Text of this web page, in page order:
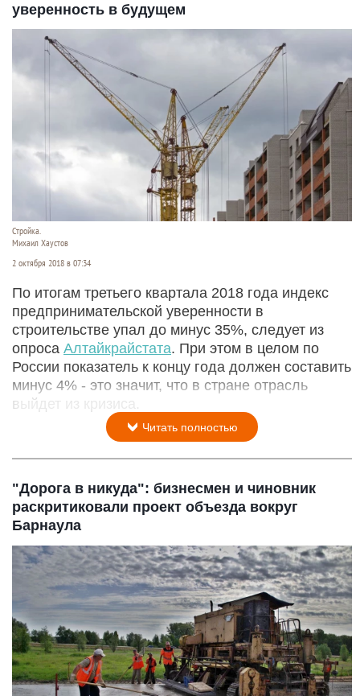
уверенность в будущем
Стройка.
Михаил Хаустов
2 октября 2018 в 07:34
По итогам третьего квартала 2018 года индекс
предпринимательской уверенности в
строительстве упал до минус 35%, следует из
опроса Алтайкрайстата. При этом в целом по
России показатель к концу года должен составить
минус 4% - это значит, что в стране отрасль
выйдет из кризиса.
Читать полностью
"Дорога в никуда": бизнесмен и чиновник
раскритиковали проект объезда вокруг
Барнаула